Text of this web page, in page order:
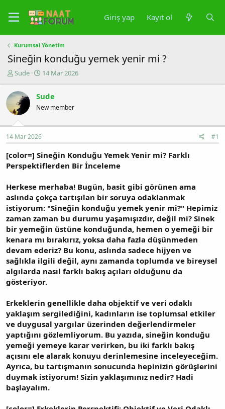
Giriş yap Kayıt ol
Kurumsal Yönetim
Sineğin konduğu yemek yenir mi ?
K
n
u
y
u
b
a
l
a
n
Sude
B
l
a
g
t
a
h
i
14 Mar 2026
Sude
New member
14 Mar 2026 #1
[color=] Sineğin Konduğu Yemek Yenir mi? Farklı
Perspektiflerden Bir İnceleme
Herkese merhaba! Bugün, basit gibi görünen ama
aslında çokça tartışılan bir soruya odaklanmak
istiyorum: "Sineğin konduğu yemek yenir mi?" Hepimiz
zaman zaman bu durumu yaşamışızdır, değil mi? Sinek
bir yemeğin üstüne konduğunda, hemen o yemeği bir
kenara mı bırakırız, yoksa daha fazla düşünmeden
devam ederiz? Bu konu, aslında sadece hijyen ve
sağlıkla ilgili değil, aynı zamanda toplumda ve bireysel
algılarda nasıl farklı bakış açıları olduğunu da
gösteriyor.
Erkeklerin genellikle daha objektif ve veri odaklı
yaklaşım sergilediğini, kadınların ise toplumsal etkiler
ve duygusal yargılar üzerinden değerlendirmeler
yaptığını gözlemliyorum. Bu yazıda, sineğin konduğu
yemeği yemeye karar verirken, bu iki farklı bakış
açısını ele alarak konuyu derinlemesine inceleyeceğim.
Ayrıca, bu tartışmanın sonucunda hepinizin görüşlerini
duymak istiyorum! Sizin yaklaşımınız nedir? Hadi
başlayalım.